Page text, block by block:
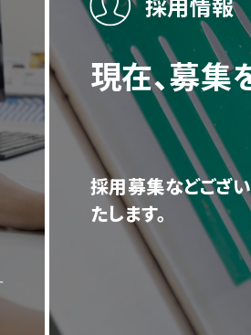
現在、募集
採用募集などござ
たします。